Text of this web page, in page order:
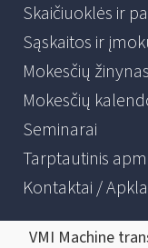
Skaičiuoklės ir
Sąskaitos ir
Mokesčių žinynas
Mokesčių
Seminarai
Tarptautinis
Kontaktai /
VMI Machine